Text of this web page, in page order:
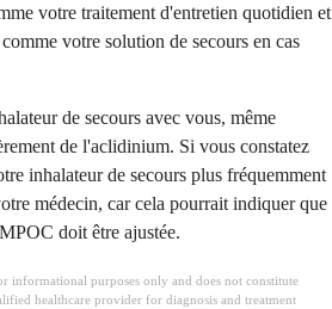
votre traitement d'entretien quotidien et
votre solution de secours en cas
de secours avec vous, même
de l'aclidinium. Si vous constatez
inhalateur de secours plus fréquemment
médecin, car cela pourrait indiquer que
doit être ajustée.
informational purposes only and does not constitute
healthcare provider for diagnosis and treatment